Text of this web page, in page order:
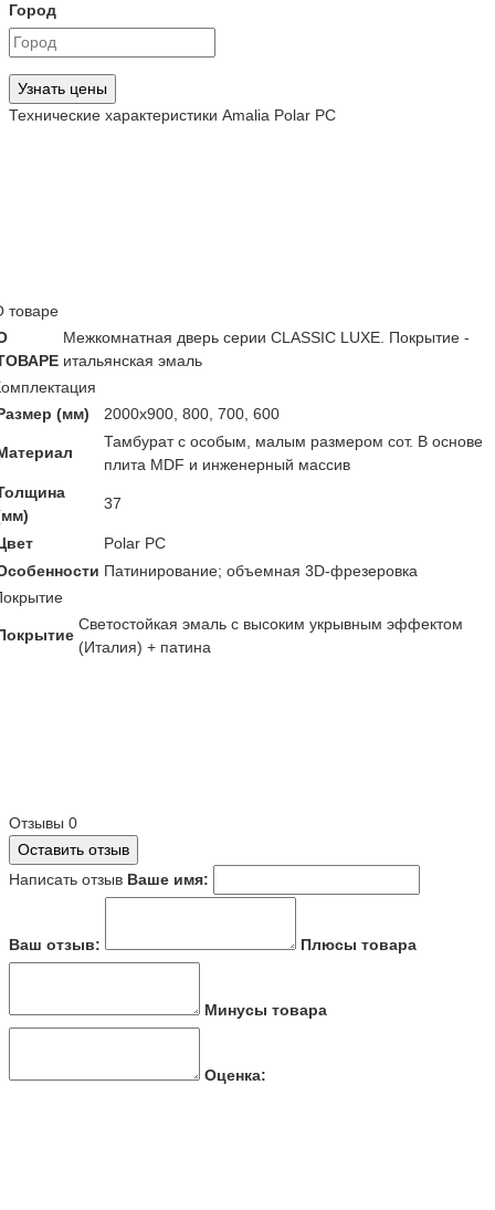
Город
Узнать цены
Технические характеристики Amalia Polar PC
товаре
Межкомнатная дверь серии CLASSIC LUXE. Покрытие -
итальянская эмаль
(мм)
2000х900, 800, 700, 600
Тамбурат с особым, малым размером сот. В основе
плита MDF и инженерный массив
37
Polar PC
Патинирование; объемная 3D-фрезеровка
Светостойкая эмаль с высоким укрывным эффектом
(Италия) + патина
Отзывы 0
Оставить отзыв
Написать отзыв Ваше имя:
Ваш отзыв: Плюсы товара
Минусы товара
Оценка: